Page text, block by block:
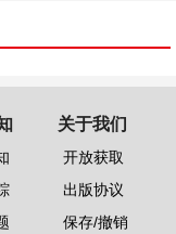
关于我们
开放获取
出版协议
保存/撤销